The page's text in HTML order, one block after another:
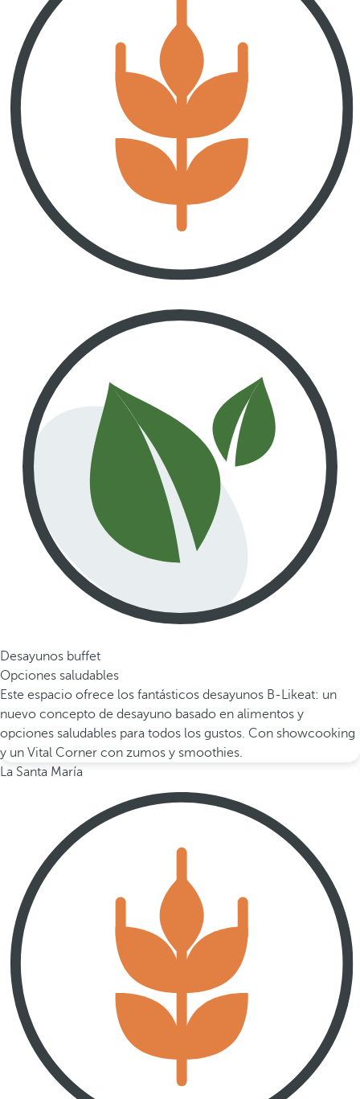
Desayunos buffet
Opciones saludables
Este espacio ofrece los fantásticos desayunos B-Likeat: un
nuevo concepto de desayuno basado en alimentos y
opciones saludables para todos los gustos. Con showcooking
y un Vital Corner con zumos y smoothies.
La Santa María